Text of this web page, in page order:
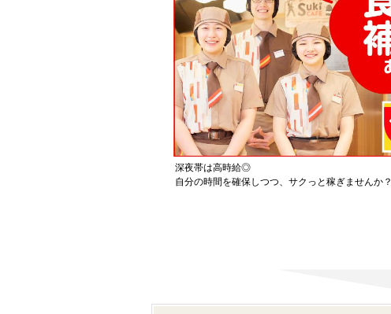
深夜帯は高時給◎
自分の時間を確保しつつ、サクっと稼ぎませんか？